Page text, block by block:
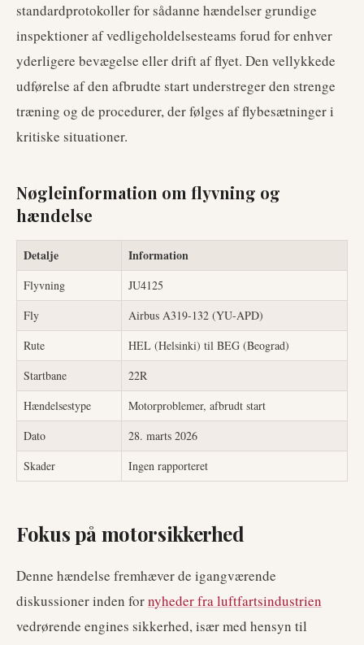
standardprotokoller for sådanne hændelser grundige
inspektioner af vedligeholdelsesteams forud for enhver
yderligere bevægelse eller drift af flyet. Den vellykkede
udførelse af den afbrudte start understreger den strenge
træning og de procedurer, der følges af flybesætninger i
kritiske situationer.
Nøgleinformation om flyvning og
hændelse
Detalje Information
Flyvning
JU4125
Fly
Airbus A319-132 (YU-APD)
Rute
HEL (Helsinki) til BEG (Beograd)
Startbane
22R
Hændelsestype
Motorproblemer, afbrudt start
Dato
28. marts 2026
Skader
Ingen rapporteret
Fokus på motorsikkerhed
Denne hændelse fremhæver de igangværende
diskussioner inden fornyheder fra luftfartsindustrien
vedrørende engines sikkerhed, især med hensyn til